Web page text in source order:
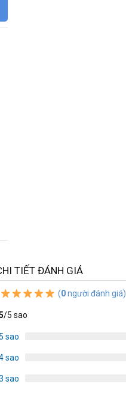
TIẾT ĐÁNH GIÁ
(0người đánh giá)
/5 sao
sao
sao
sao